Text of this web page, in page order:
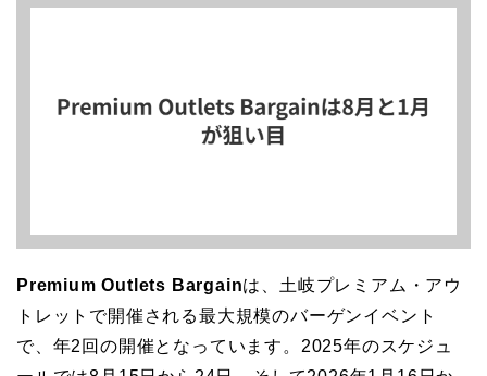
Premium Outlets Bargainは、土岐プレミアム・アウ
トレットで開催される最大規模のバーゲンイベント
で、年2回の開催となっています。2025年のスケジュ